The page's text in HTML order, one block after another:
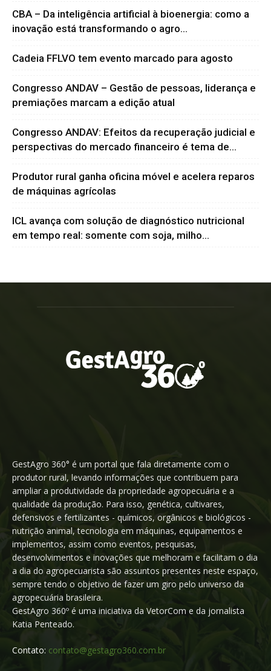
CBA – Da inteligência artificial à bioenergia: como a
inovação está transformando o agro...
Cadeia FFLVO tem evento marcado para agosto
Congresso ANDAV – Gestão de pessoas, liderança e
premiações marcam a edição atual
Congresso ANDAV: Efeitos da recuperação judicial e
perspectivas do mercado financeiro é tema de...
Produtor rural ganha oficina móvel e acelera reparos
de máquinas agrícolas
ICL avança com solução de diagnóstico nutricional
em tempo real: somente com soja, milho...
GestAgro 360° é um portal que fala diretamente com o
produtor rural, levando informações que contribuem para
ampliar a produtividade da propriedade agropecuária e a
qualidade da produção. Para isso, genética, cultivares,
defensivos e fertilizantes - químicos, orgânicos e biológicos -
nutrição animal, tecnologia em máquinas, equipamentos e
implementos, assim como eventos, pesquisas,
desenvolvimentos e inovações que melhoram e facilitam o dia
a dia do agropecuarista são assuntos presentes neste espaço,
sempre tendo o objetivo de fazer um giro pelo universo da
agropecuária brasileira.
GestAgro 360º é uma iniciativa da VetorCom e da jornalista
Katia Penteado.
Contato: contato@gestagro360.com.br